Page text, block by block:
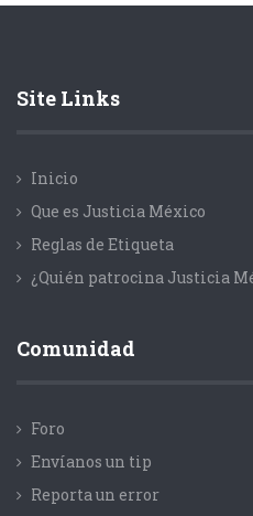
Site Links
Inicio
Que es Justicia México
Reglas de Etiqueta
¿Quién patrocina Justicia
Comunidad
Foro
Envíanos un tip
Reporta un error